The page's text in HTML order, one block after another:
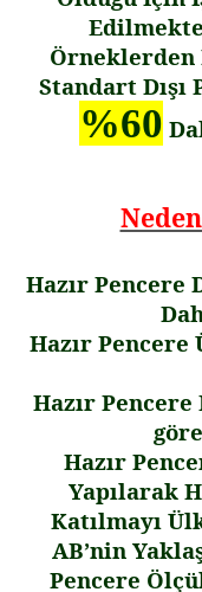
Örneklerden
Standart Dışı
%60
Hazır Pencere
Hazır
Hazır Pencere
Hazır
Yapılarak
Katılmayı
AB’nin Yakla
Pencere